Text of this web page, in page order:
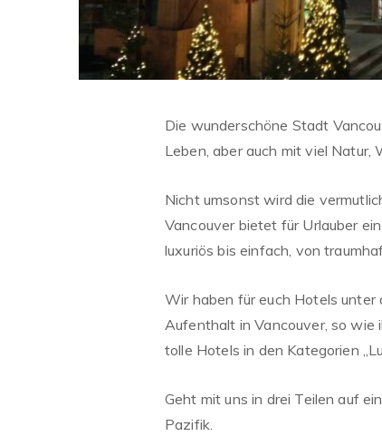
Die wunderschöne Stadt
Leben, aber auch mit viel Natur,
Nicht umsonst wird die
Vancouver bietet für Urlauber
luxuriös bis einfach, von
Wir haben für euch Hotels unter
Aufenthalt in Vancouver, so wie
tolle Hotels in den Kategorien
Geht mit uns in drei Teilen auf
Pazifik.